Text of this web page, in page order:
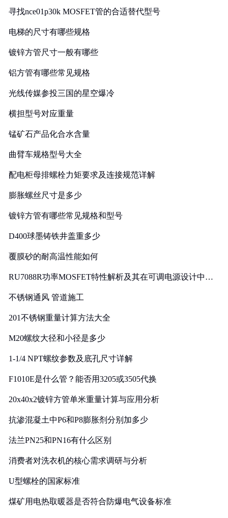
寻找nce01p30k MOSFET管的合适替代型号
电梯的尺寸有哪些规格
镀锌方管尺寸一般有哪些
铝方管有哪些常见规格
光线传媒参投三国的星空爆冷
横担型号对应重量
锰矿石产品化合水含量
曲臂车规格型号大全
配电柜母排螺栓力矩要求及连接规范详解
膨胀螺丝尺寸是多少
镀锌方管有哪些常见规格和型号
D400球墨铸铁井盖重多少
覆膜砂的耐高温性能如何
RU7088R功率MOSFET特性解析及其在可调电源设计中的
不锈钢通风 管道施工
201不锈钢重量计算方法大全
M20螺纹大径和小径是多少
1-1/4 NPT螺纹参数及底孔尺寸详解
F1010E是什么管？能否用3205或3505代换
20x40x2镀锌方管单米重量计算与应用分析
抗渗混凝土中P6和P8膨胀剂分别加多少
法兰PN25和PN16有什么区别
消费者对洗衣机的核心需求调研与分析
U型螺栓的国家标准
煤矿用电热取暖器是否符合防爆电气设备标准